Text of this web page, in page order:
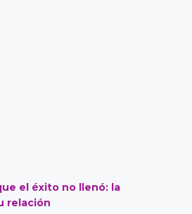
el éxito no llenó: la
relación